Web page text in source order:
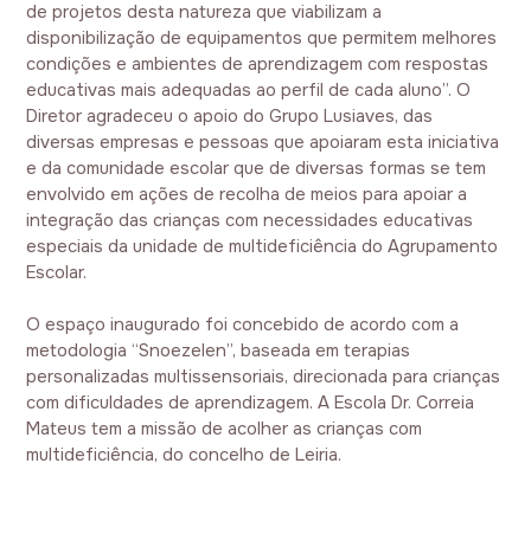
de projetos desta natureza que viabilizam a
disponibilização de equipamentos que permitem melhores
condições e ambientes de aprendizagem com respostas
educativas mais adequadas ao perfil de cada aluno”. O
Diretor agradeceu o apoio do Grupo Lusiaves, das
diversas empresas e pessoas que apoiaram esta iniciativa
e da comunidade escolar que de diversas formas se tem
envolvido em ações de recolha de meios para apoiar a
integração das crianças com necessidades educativas
especiais da unidade de multideficiência do Agrupamento
Escolar.
O espaço inaugurado foi concebido de acordo com a
metodologia “Snoezelen”, baseada em terapias
personalizadas multissensoriais, direcionada para crianças
com dificuldades de aprendizagem. A Escola Dr. Correia
Mateus tem a missão de acolher as crianças com
multideficiência, do concelho de Leiria.